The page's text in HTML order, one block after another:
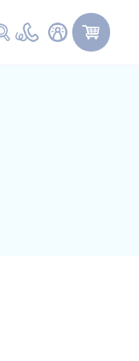
Faire une recherche